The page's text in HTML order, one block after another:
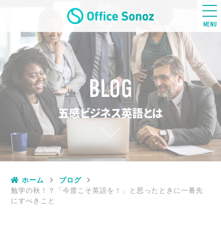
MENU
BLOG
五感ビジネス英語とは
ホーム
ブログ
勉学の秋！？「今度こそ英語を！」と思ったときに一番先
にすべきこと